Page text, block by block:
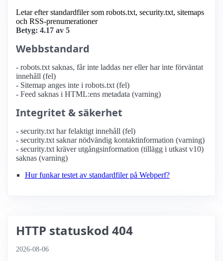
Letar efter standardfiler som robots.txt, security.txt, sitemaps
och RSS-prenumerationer
Betyg: 4.17 av 5
Webbstandard
- robots.txt saknas, får inte laddas ner eller har inte förväntat
innehåll (fel)
- Sitemap anges inte i robots.txt (fel)
- Feed saknas i HTML:ens metadata (varning)
Integritet & säkerhet
- security.txt har felaktigt innehåll (fel)
- security.txt saknar nödvändig kontaktinformation (varning)
- security.txt kräver utgångsinformation (tillägg i utkast v10)
saknas (varning)
Hur funkar testet av standardfiler på Webperf?
HTTP statuskod 404
2026-08-06